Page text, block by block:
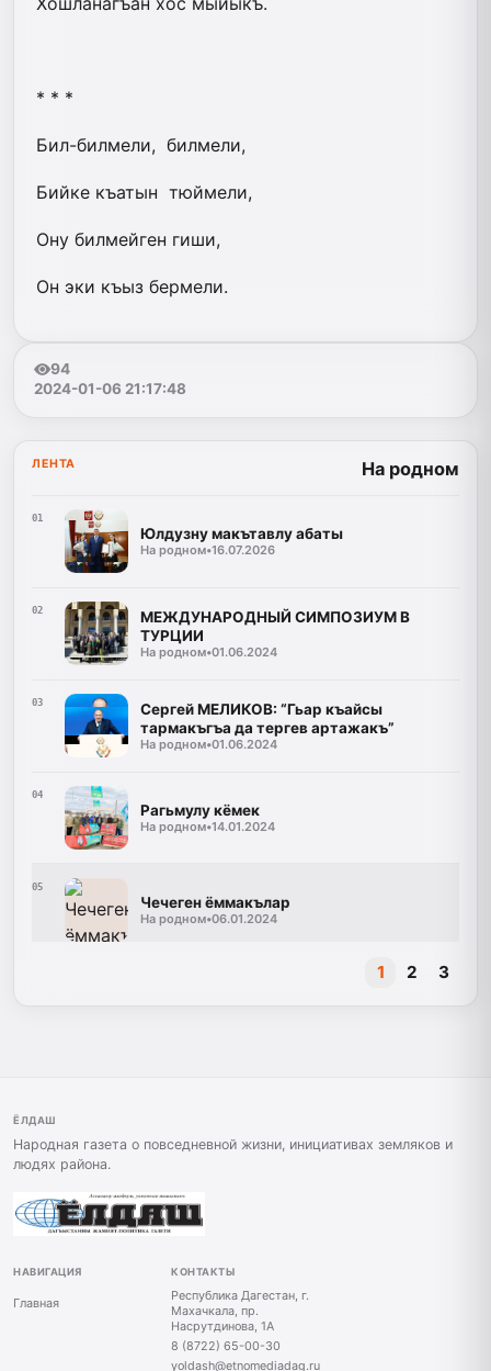
* * *
Бил-билмели, билмели,
Бийке къатын тюймели,
Ону билмейген гиши,
Он эки къыз бермели.
94
2024-01-06 21:17:48
ЛЕНТА На родном
01
Юлдузну макътавлу абаты
На родном•16.07.2026
02
МЕЖДУНАРОДНЫЙ СИМПОЗИУМ В
ТУРЦИИ
На родном•01.06.2024
03
Сергей МЕЛИКОВ: “Гьар къайсы
тармакъгъа да тергев артажакъ”
На родном•01.06.2024
04
Рагьмулу кёмек
На родном•14.01.2024
05
Чечеген ёммакълар
На родном•06.01.2024
1 2 3
ЁЛДАШ
Народная газета о повседневной жизни, инициативах земляков и
людях района.
НАВИГАЦИЯ
Главная
КОНТАКТЫ
Республика Дагестан, г.
Махачкала, пр.
Насрутдинова, 1А
8 (8722) 65-00-30
yoldash@etnomediadag.ru